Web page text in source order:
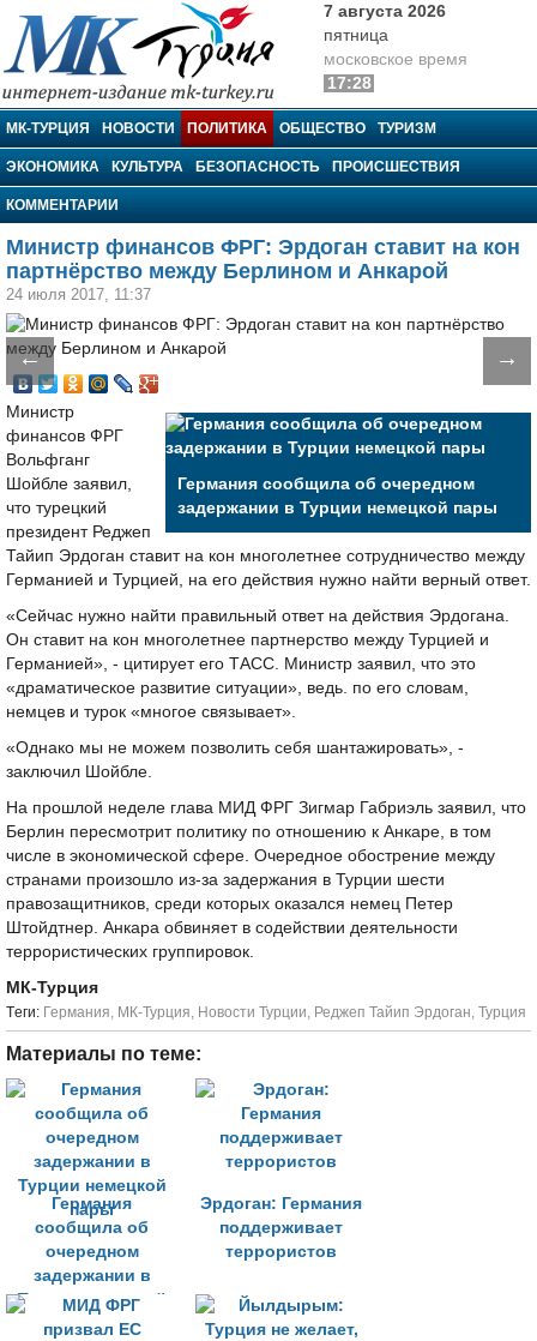
МК-Турция
7 августа 2026
пятница
московское время
17:28
МК-ТУРЦИЯ НОВОСТИ ПОЛИТИКА ОБЩЕСТВО ТУРИЗМ
ЭКОНОМИКА КУЛЬТУРА БЕЗОПАСНОСТЬ ПРОИСШЕСТВИЯ
КОММЕНТАРИИ
Министр финансов ФРГ: Эрдоган ставит на кон
партнёрство между Берлином и Анкарой
24 июля 2017, 11:37
← →
Германия сообщила об очередном
задержании в Турции немецкой пары
Министр
финансов ФРГ
Вольфганг
Шойбле заявил,
что турецкий
президент Реджеп
Тайип Эрдоган ставит на кон многолетнее сотрудничество между
Германией и Турцией, на его действия нужно найти верный ответ.
«Сейчас нужно найти правильный ответ на действия Эрдогана.
Он ставит на кон многолетнее партнерство между Турцией и
Германией», - цитирует его ТАСС. Министр заявил, что это
«драматическое развитие ситуации», ведь. по его словам,
немцев и турок «многое связывает».
«Однако мы не можем позволить себя шантажировать», -
заключил Шойбле.
На прошлой неделе глава МИД ФРГ Зигмар Габриэль заявил, что
Берлин пересмотрит политику по отношению к Анкаре, в том
числе в экономической сфере. Очередное обострение между
странами произошло из-за задержания в Турции шести
правозащитников, среди которых оказался немец Петер
Штойдтнер. Анкара обвиняет в содействии деятельности
террористических группировок.
МК-Турция
Tеги: Германия, МК-Турция, Новости Турции, Реджеп Тайип Эрдоган, Турция
Материалы по теме:
Германия
сообщила об
очередном
задержании в
Турции немецкой
пары
Эрдоган: Германия
поддерживает
террористов